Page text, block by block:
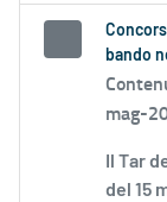
bando
mag-
Il Tar
del 15